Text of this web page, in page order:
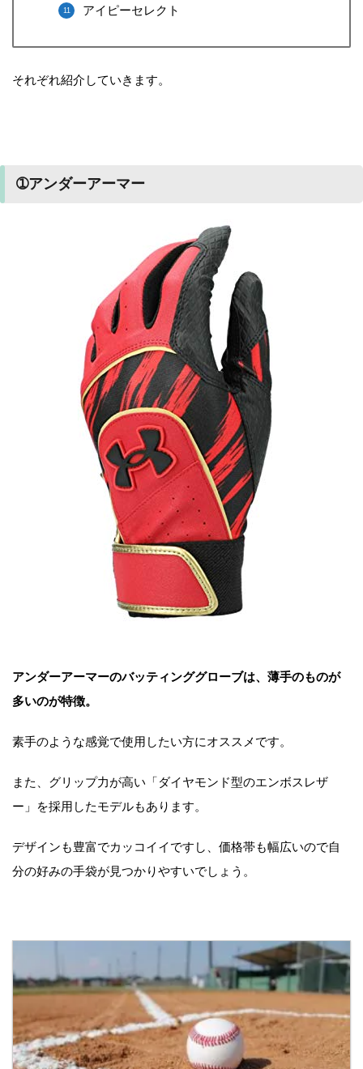
アイピーセレクト
それぞれ紹介していきます。
➀アンダーアーマー
アンダーアーマーのバッティンググローブは、薄手のものが
多いのが特徴。
素手のような感覚で使用したい方にオススメです。
また、グリップ力が高い「ダイヤモンド型のエンボスレザ
ー」を採用したモデルもあります。
デザインも豊富でカッコイイですし、価格帯も幅広いので自
分の好みの手袋が見つかりやすいでしょう。